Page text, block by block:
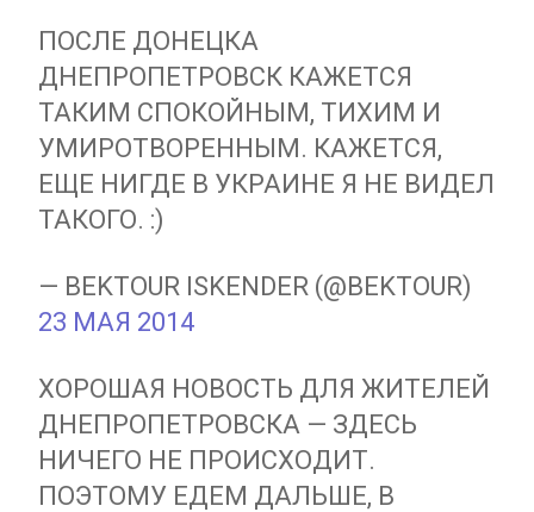
ПОСЛЕ ДОНЕЦКА
ДНЕПРОПЕТРОВСК КАЖЕТСЯ
ТАКИМ СПОКОЙНЫМ, ТИХИМ И
УМИРОТВОРЕННЫМ. КАЖЕТСЯ,
ЕЩЕ НИГДЕ В УКРАИНЕ Я НЕ ВИДЕЛ
ТАКОГО. :)
— BEKTOUR ISKENDER (@BEKTOUR)
23 МАЯ 2014
ХОРОШАЯ НОВОСТЬ ДЛЯ ЖИТЕЛЕЙ
ДНЕПРОПЕТРОВСКА — ЗДЕСЬ
НИЧЕГО НЕ ПРОИСХОДИТ.
ПОЭТОМУ ЕДЕМ ДАЛЬШЕ, В